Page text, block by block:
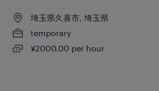
埼玉県久喜市, 埼玉県
temporary
¥2000.00 per hour